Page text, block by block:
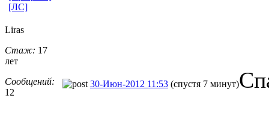
[ЛС]
Liras
Стаж: 17
лет
Сообщений:
12
30-Июн-2012 11:53 (спустя 7 минут)